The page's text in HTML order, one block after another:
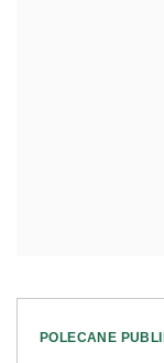
POLECANE